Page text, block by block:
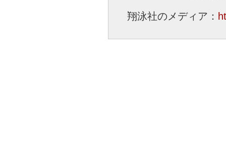
翔泳社のメディア：